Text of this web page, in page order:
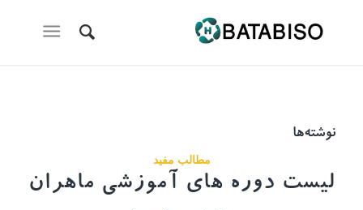
نوشته‌ها
مطالب مفید
لیست دوره های آموزشی ماهران